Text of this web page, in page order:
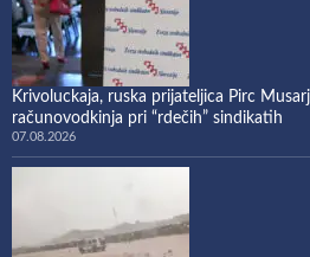
Krivoluckaja, ruska prijateljica Pirc
računovodkinja pri “rdečih” sindikatih
07.08.2026